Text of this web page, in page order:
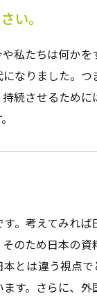
い。
私たちは何か
なりました。
続させるため
。考えてみれ
のため日本の
とは違う視点
す。さらに、